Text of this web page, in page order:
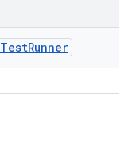
TestRunner